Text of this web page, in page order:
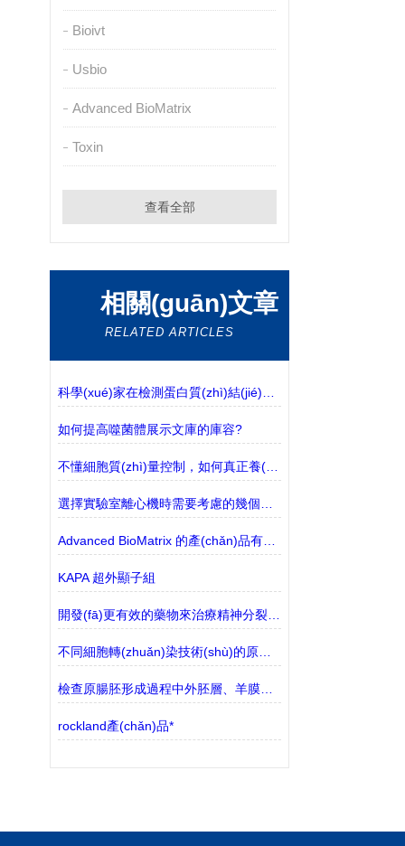
Bioivt
Usbio
Advanced BioMatrix
Toxin
查看全部
相關(guān)文章
RELATED ARTICLES
如何提高噬菌體展示文庫的庫容?
不懂細胞質(zhì)量控制，如何真正養(yǎng)好細胞？
Advanced BioMatrix 的產(chǎn)品有哪些？
KAPA 超外顯子組
開發(fā)更有效的藥物來治療精神分裂癥的衰弱癥狀
不同細胞轉(zhuǎn)染技術(shù)的原理及區(qū)別
檢查原腸胚形成過程中外胚層、羊膜和卵黃囊之間相互作用的新方法
rockland產(chǎn)品*